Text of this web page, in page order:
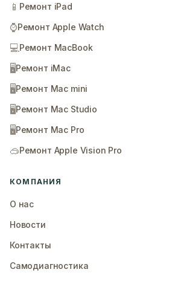
📱 Ремонт iPad
⌚Ремонт Apple Watch
💻Ремонт MacBook
🖥️Ремонт iMac
🖥️Ремонт Mac mini
🖥️Ремонт Mac Studio
🖥️Ремонт Mac Pro
🥽Ремонт Apple Vision Pro
КОМПАНИЯ
О нас
Новости
Контакты
Самодиагностика